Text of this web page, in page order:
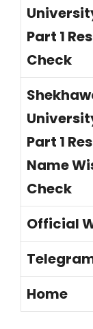
Part 1
Check
Part 1
Name
Check
Official
Home